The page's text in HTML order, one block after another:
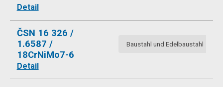
Detail
ČSN 16 326 /
1.6587 /
18CrNiMo7-6
Baustahl und Edelbaustahl
Detail